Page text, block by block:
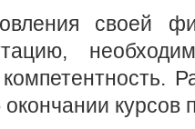
своей
окончании курсов